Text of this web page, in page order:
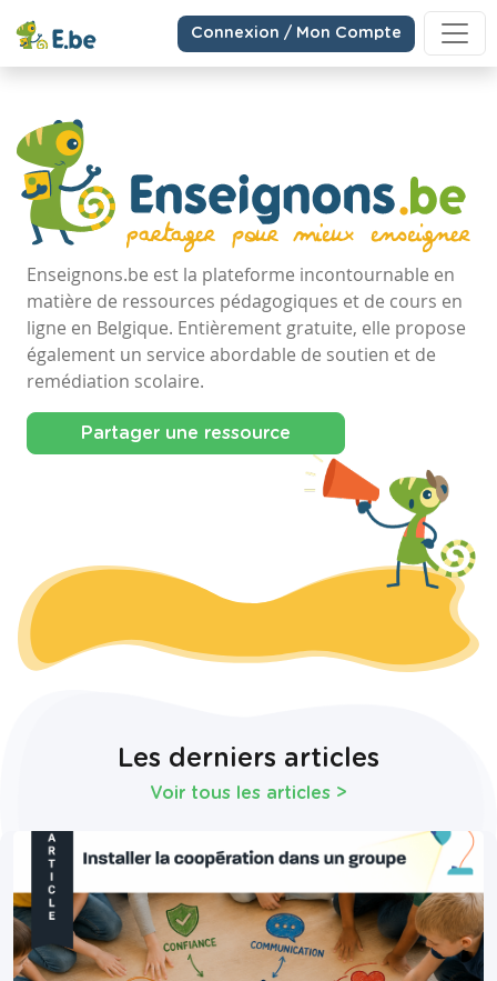
Connexion / Mon Compte
Enseignons.be est la plateforme incontournable en
matière de ressources pédagogiques et de cours en
ligne en Belgique. Entièrement gratuite, elle propose
également un service abordable de soutien et de
remédiation scolaire.
Partager une ressource
Les derniers articles
Voir tous les articles >